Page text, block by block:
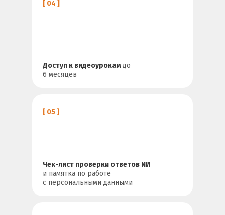
[ 05 ]
Чек-лист проверки ответов ИИ
и памятка по работе
с персональными данными
[ 04 ]
Доступ к видеоурокамдо
6 месяцев